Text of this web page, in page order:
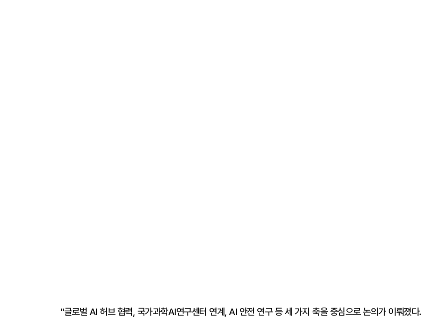
"글로벌 AI 허브 협력, 국가과학AI연구센터 연계, AI 안전 연구 등 세 가지 축을 중심으로 논의가 이뤄졌다.